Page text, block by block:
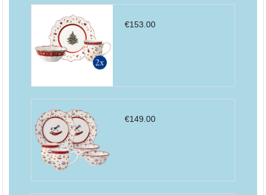
€153.00
€149.00